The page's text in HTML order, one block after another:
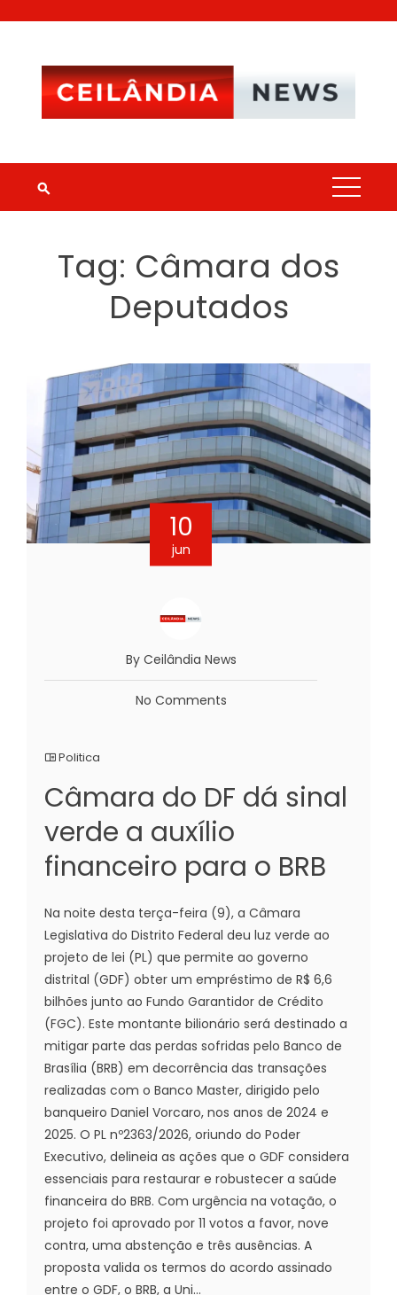
Tag: Câmara dos
Deputados
10
jun
By Ceilândia News
No Comments
Politica
Câmara do DF dá sinal
verde a auxílio
financeiro para o BRB
Na noite desta terça-feira (9), a Câmara
Legislativa do Distrito Federal deu luz verde ao
projeto de lei (PL) que permite ao governo
distrital (GDF) obter um empréstimo de R$ 6,6
bilhões junto ao Fundo Garantidor de Crédito
(FGC). Este montante bilionário será destinado a
mitigar parte das perdas sofridas pelo Banco de
Brasília (BRB) em decorrência das transações
realizadas com o Banco Master, dirigido pelo
banqueiro Daniel Vorcaro, nos anos de 2024 e
2025. O PL nº2363/2026, oriundo do Poder
Executivo, delineia as ações que o GDF considera
essenciais para restaurar e robustecer a saúde
financeira do BRB. Com urgência na votação, o
projeto foi aprovado por 11 votos a favor, nove
contra, uma abstenção e três ausências. A
proposta valida os termos do acordo assinado
entre o GDF, o BRB, a Uni...